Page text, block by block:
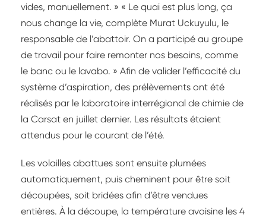
vides, manuellement. » « Le quai est plus long, ça
nous change la vie, complète Murat Uckuyulu, le
responsable de l’abattoir. On a participé au groupe
de travail pour faire remonter nos besoins, comme
le banc ou le lavabo. » Afin de valider l’efficacité du
système d’aspiration, des prélèvements ont été
réalisés par le laboratoire interrégional de chimie de
la Carsat en juillet dernier. Les résultats étaient
attendus pour le courant de l’été.
Les volailles abattues sont ensuite plumées
automatiquement, puis cheminent pour être soit
découpées, soit bridées afin d’être vendues
entières. À la découpe, la température avoisine les 4